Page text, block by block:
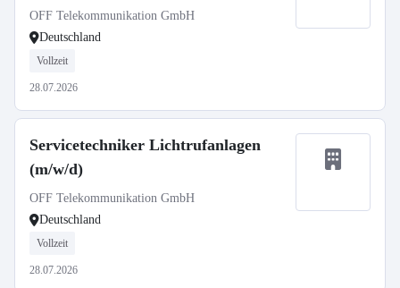
OFF Telekommunikation GmbH
Deutschland
Vollzeit
28.07.2026
Servicetechniker Lichtrufanlagen
(m/w/d)
OFF Telekommunikation GmbH
Deutschland
Vollzeit
28.07.2026